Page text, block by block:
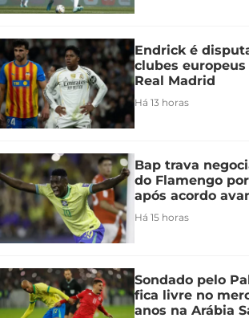
Endrick é
clubes
Real Madrid
Há 13 horas
Bap trava
do Flamengo
após acordo
Há 15 horas
Sondado pelo
fica livre no
anos na Arábia